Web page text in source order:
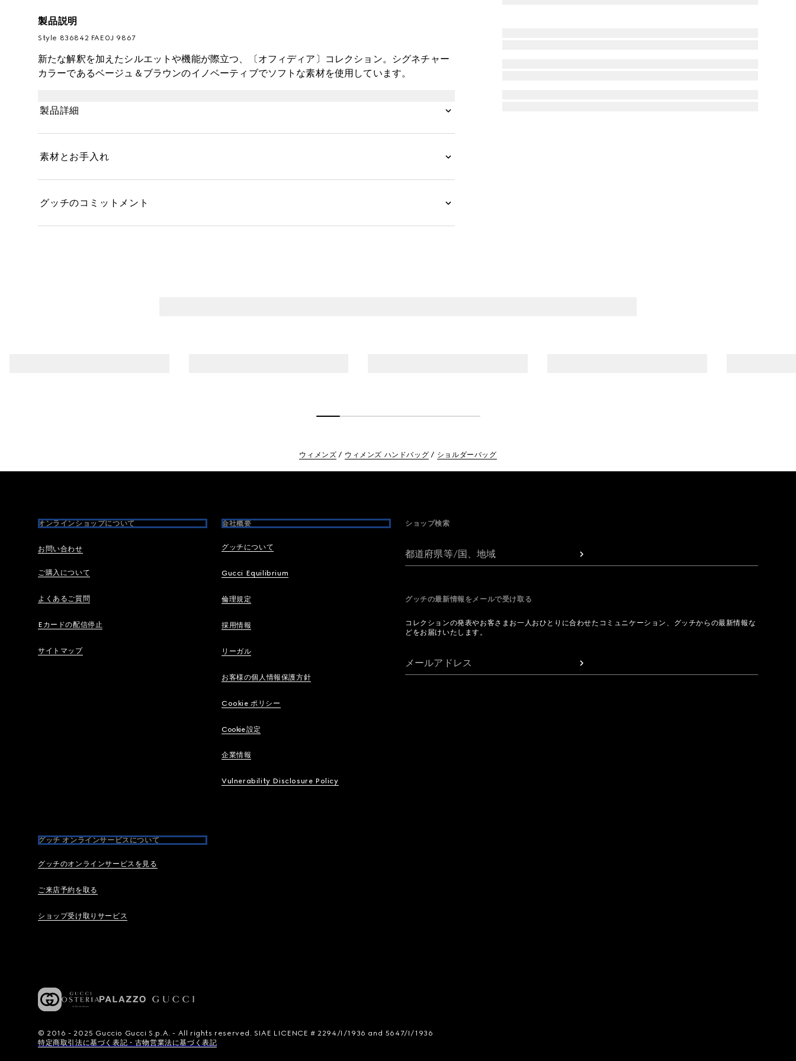
製品説明
Style ‎836842 FAE0J 9867
新たな解釈を加えたシルエットや機能が際立つ、〔オフィディア〕コレクション。シグネチャー
カラーであるベージュ＆ブラウンのイノベーティブでソフトな素材を使用しています。
製品詳細
素材とお手入れ
グッチのコミットメント
ウィメンズ ウィメンズ ハンドバッグ ショルダーバッグ
オンラインショップについて
お問い合わせ
ご購入について
よくあるご質問
Eカードの配信停止
サイトマップ
会社概要
グッチについて
Gucci Equilibrium
倫理規定
採用情報
リーガル
お客様の個人情報保護方針
Cookie ポリシー
Cookie 設定
企業情報
Vulnerability Disclosure Policy
グッチ オンラインサービスについて
グッチのオンラインサービスを見る
ご来店予約を取る
ショップ受け取りサービス
ショップ検索
都道府県等/国、地域
グッチの最新情報をメールで受け取る
コレクションの発表やお客さまお一人おひとりに合わせたコミュニケーション、グッチからの最新情報な
どをお届けいたします。
メールアドレス
© 2016 - 2025 Guccio Gucci S.p.A. - All rights reserved. SIAE LICENCE # 2294/I/1936 and 5647/I/1936
特定商取引法に基づく表記・古物営業法に基づく表記